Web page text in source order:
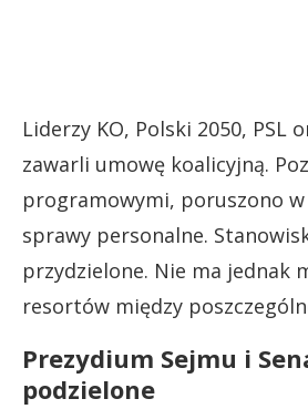
Liderzy KO, Polski 2050, PSL
zawarli umowę koalicyjną.
programowymi, poruszono
sprawy personalne.
przydzielone. Nie ma jednak
resortów między
Prezydium Sejmu i
podzielone